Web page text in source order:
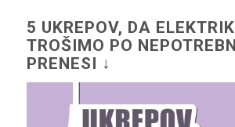
5 UKREPOV, DA
TROŠIMO PO
PRENESI ↓